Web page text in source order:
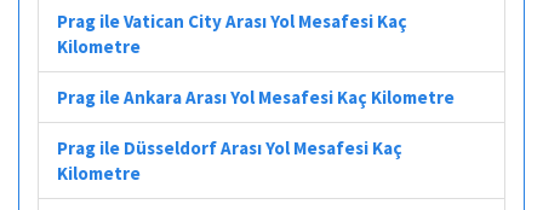
Prag ile Vatican City Arası Yol Mesafesi Kaç
Kilometre
Prag ile Ankara Arası Yol Mesafesi Kaç Kilometre
Prag ile Düsseldorf Arası Yol Mesafesi Kaç
Kilometre